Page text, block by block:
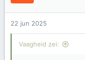
22 jun 2025
Vaagheid zei: